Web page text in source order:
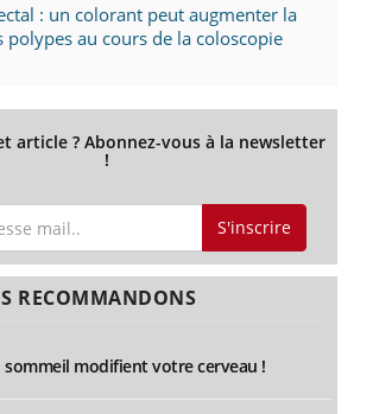
: un colorant peut augmenter la
polypes au cours de la coloscopie
article ? Abonnez-vous à la newsletter
!
S'inscrire
RECOMMANDONS
sommeil modifient votre cerveau !